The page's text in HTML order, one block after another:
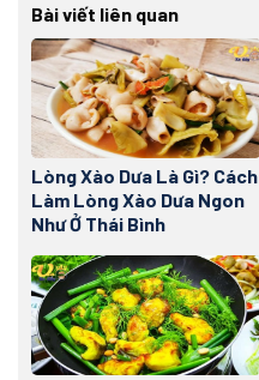
Bài viết liên quan
Lòng Xào Dưa Là Gì? Cách
Làm Lòng Xào Dưa Ngon
Như Ở Thái Bình